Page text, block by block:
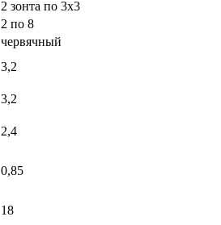
2 зонта по 3х3
2 по 8
червячный
3,2
3,2
2,4
0,85
18